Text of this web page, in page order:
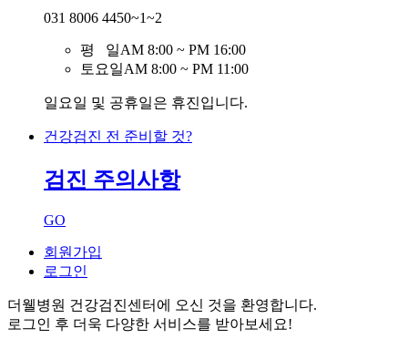
031 8006 4450~1~2
평 일AM 8:00 ~ PM 16:00
토요일AM 8:00 ~ PM 11:00
일요일 및 공휴일은 휴진입니다.
건강검진 전 준비할 것?
검진 주의사항
GO
회원가입
로그인
더웰병원 건강검진센터 에 오신 것을 환영합니다.
로그인 후 더욱 다양한 서비스를 받아보세요!